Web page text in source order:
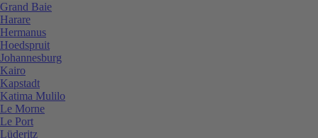
Grand Baie
Harare
Hermanus
Hoedspruit
Johannesburg
Kairo
Kapstadt
Katima Mulilo
Le Morne
Le Port
Lüderitz